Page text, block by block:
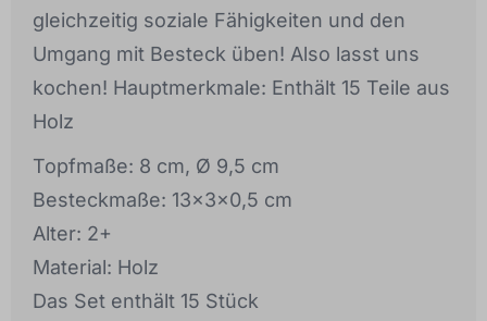
gleichzeitig soziale Fähigkeiten und den
Umgang mit Besteck üben! Also lasst uns
kochen! Hauptmerkmale: Enthält 15 Teile aus
Holz
Topfmaße: 8 cm, Ø 9,5 cm
Besteckmaße: 13x3x0,5 cm
Alter: 2+
Material: Holz
Das Set enthält 15 Stück